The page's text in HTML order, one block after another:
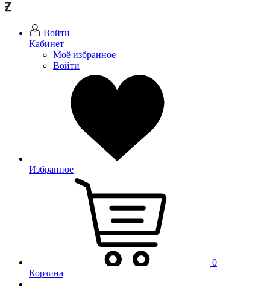
Войти
Кабинет
Моё избранное
Войти
Избранное
0
Корзина